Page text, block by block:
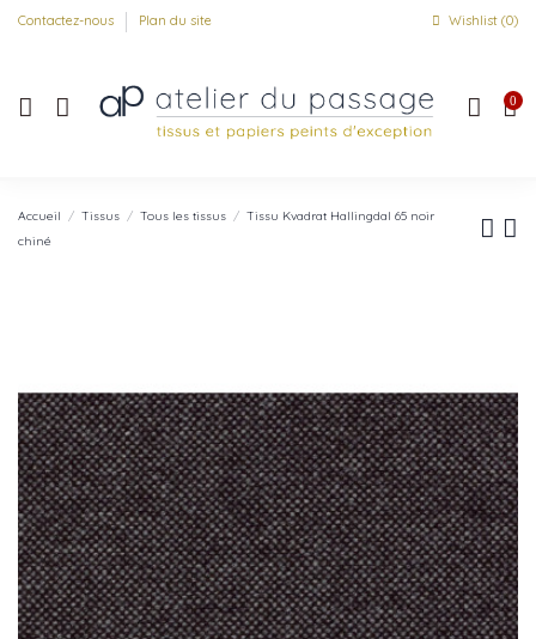
Contactez-nous Plan du site Wishlist (0)
0
Accueil Tissus Tous les tissus
Tissu Kvadrat Hallingdal 65 noir
chiné